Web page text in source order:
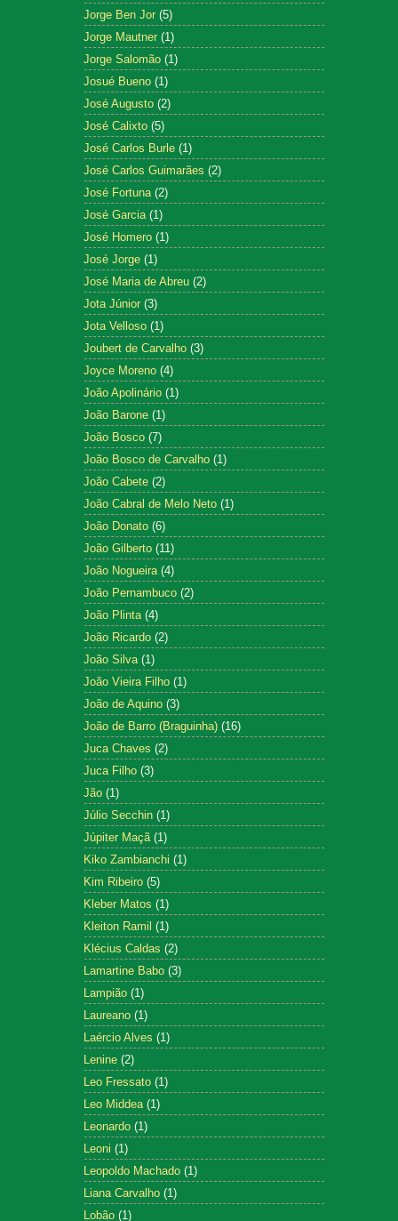
Jorge Ben Jor (5)
Jorge Mautner (1)
Jorge Salomão (1)
Josué Bueno (1)
José Augusto (2)
José Calixto (5)
José Carlos Burle (1)
José Carlos Guimarães (2)
José Fortuna (2)
José Garcia (1)
José Homero (1)
José Jorge (1)
José Maria de Abreu (2)
Jota Júnior (3)
Jota Velloso (1)
Joubert de Carvalho (3)
Joyce Moreno (4)
João Apolinário (1)
João Barone (1)
João Bosco (7)
João Bosco de Carvalho (1)
João Cabete (2)
João Cabral de Melo Neto (1)
João Donato (6)
João Gilberto (11)
João Nogueira (4)
João Pernambuco (2)
João Plinta (4)
João Ricardo (2)
João Silva (1)
João Vieira Filho (1)
João de Aquino (3)
João de Barro (Braguinha) (16)
Juca Chaves (2)
Juca Filho (3)
Jão (1)
Júlio Secchin (1)
Júpiter Maçã (1)
Kiko Zambianchi (1)
Kim Ribeiro (5)
Kleber Matos (1)
Kleiton Ramil (1)
Klécius Caldas (2)
Lamartine Babo (3)
Lampião (1)
Laureano (1)
Laércio Alves (1)
Lenine (2)
Leo Fressato (1)
Leo Middea (1)
Leonardo (1)
Leoni (1)
Leopoldo Machado (1)
Liana Carvalho (1)
Lobão (1)